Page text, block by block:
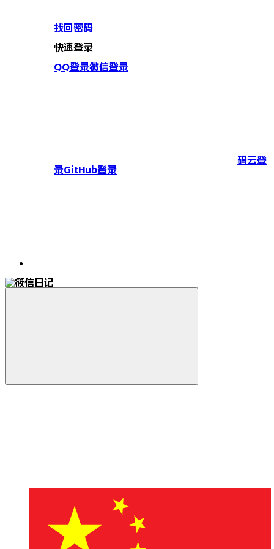
找回密码
快速登录
QQ登录微信登录
码云登
录GitHub登录